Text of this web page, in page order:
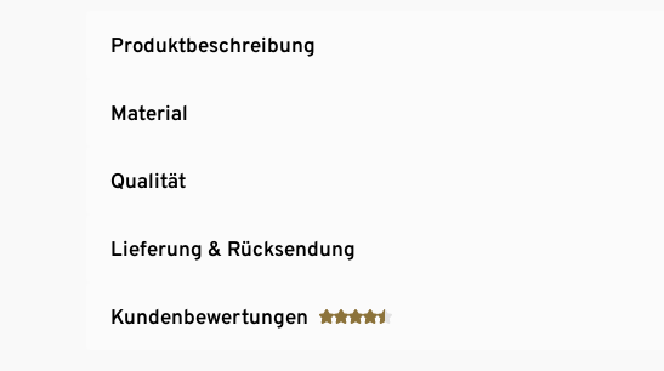
Produktbeschreibung
Material
Qualität
Lieferung & Rücksendung
Kundenbewertungen